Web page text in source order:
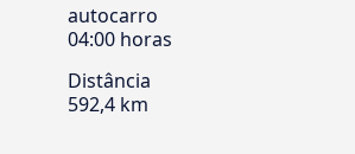
autocarro
04:00 horas
Distância
592,4 km